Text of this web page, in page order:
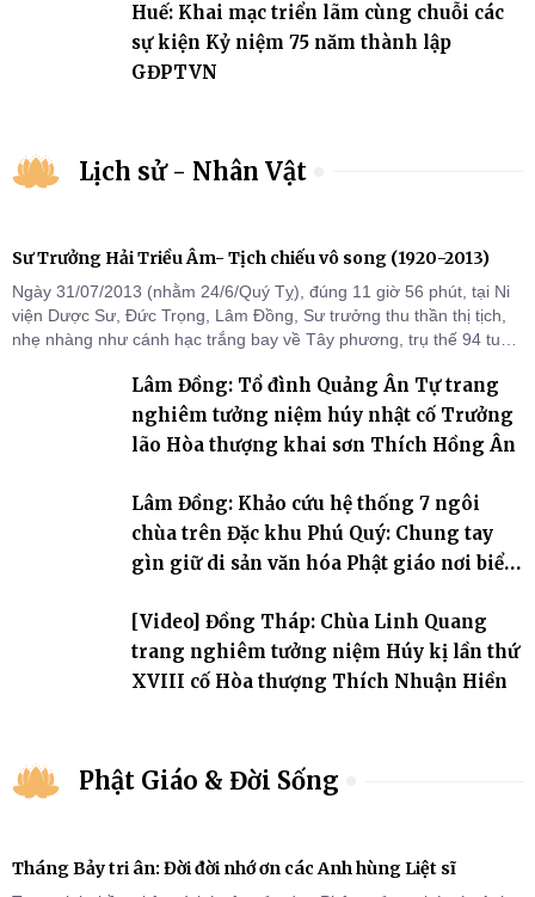
Huế: Khai mạc triển lãm cùng chuỗi các
sự kiện Kỷ niệm 75 năm thành lập
GĐPTVN
Lịch sử - Nhân Vật
Sư Trưởng Hải Triều Âm- Tịch chiếu vô song (1920-2013)
Ngày 31/07/2013 (nhằm 24/6/Quý Tỵ), đúng 11 giờ 56 phút, tại Ni
viện Dược Sư, Đức Trọng, Lâm Đồng, Sư trưởng thu thần thị tịch,
nhẹ nhàng như cánh hạc trắng bay về Tây phương, trụ thế 94 tuổi
Lâm Đồng: Tổ đình Quảng Ân Tự trang
nghiêm tưởng niệm húy nhật cố Trưởng
lão Hòa thượng khai sơn Thích Hồng Ân
Lâm Đồng: Khảo cứu hệ thống 7 ngôi
chùa trên Đặc khu Phú Quý: Chung tay
gìn giữ di sản văn hóa Phật giáo nơi biển
[Video] Đồng Tháp: Chùa Linh Quang
trang nghiêm tưởng niệm Húy kị lần thứ
XVIII cố Hòa thượng Thích Nhuận Hiền
Phật Giáo & Đời Sống
Tháng Bảy tri ân: Đời đời nhớ ơn các Anh hùng Liệt sĩ